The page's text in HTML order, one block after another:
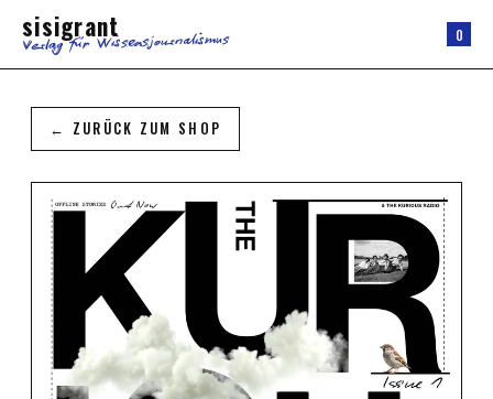
sisigrant
Verlag für Wissensjournalismus 0
← ZURÜCK ZUM SHOP